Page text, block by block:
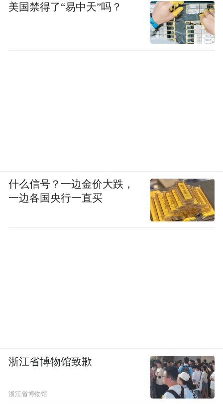
美国禁得了“易中天”吗？
什么信号？一边金价大跌，
一边各国央行一直买
浙江省博物馆致歉
浙江省博物馆